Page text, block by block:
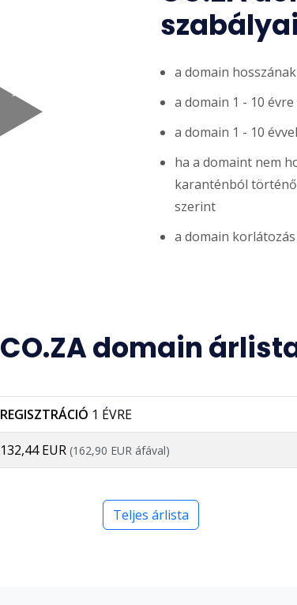
szabályai
a domain
a domain 1 - 10
a domain 1 - 10
ha a domaint nem
karanténból
szerint
a domain
CO.ZA domain
REGISZTRÁCIÓ 1 ÉVRE
132,44 EUR (162,90 EUR áfával)
Teljes árlista